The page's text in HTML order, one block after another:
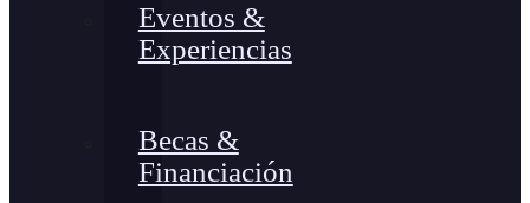
Eventos &
Experiencias
Becas &
Financiación